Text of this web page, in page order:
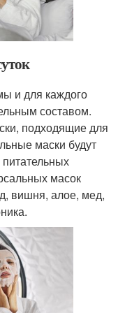
и для каждого
составом.
подходящие для
маски будут
масок
вишня, алое, мед,